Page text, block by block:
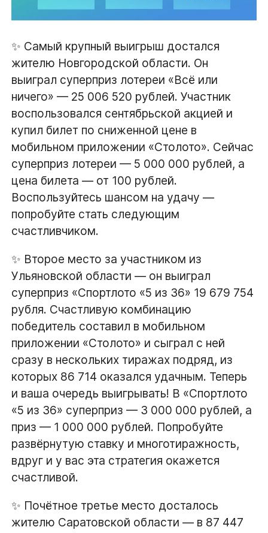
✨ Самый крупный выигрыш достался
жителю Новгородской области. Он
выиграл суперприз лотереи «Всё или
ничего» — 25 006 520 рублей. Участник
воспользовался сентябрьской акцией и
купил билет по сниженной цене в
мобильном приложении «Столото». Сейчас
суперприз лотереи — 5 000 000 рублей, а
цена билета — от 100 рублей.
Воспользуйтесь шансом на удачу —
попробуйте стать следующим
счастливчиком.
✨ Второе место за участником из
Ульяновской области — он выиграл
суперприз «Спортлото «5 из 36» 19 679 754
рубля. Счастливую комбинацию
победитель составил в мобильном
приложении «Столото» и сыграл с ней
сразу в нескольких тиражах подряд, из
которых 86 714 оказался удачным. Теперь
и ваша очередь выигрывать! В «Спортлото
«5 из 36» суперприз — 3 000 000 рублей, а
приз — 1 000 000 рублей. Попробуйте
развёрнутую ставку и многотиражность,
вдруг и у вас эта стратегия окажется
счастливой.
✨ Почётное третье место досталось
жителю Саратовской области — в 87 447